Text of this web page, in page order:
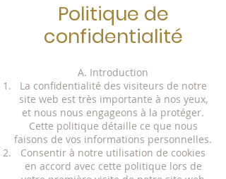
Politique de
confidentialité
A. Introduction
La confidentialité des visiteurs de notre
site web est très importante à nos yeux,
et nous nous engageons à la protéger.
Cette politique détaille ce que nous
faisons de vos informations personnelles.
Consentir à notre utilisation de cookies
en accord avec cette politique lors de